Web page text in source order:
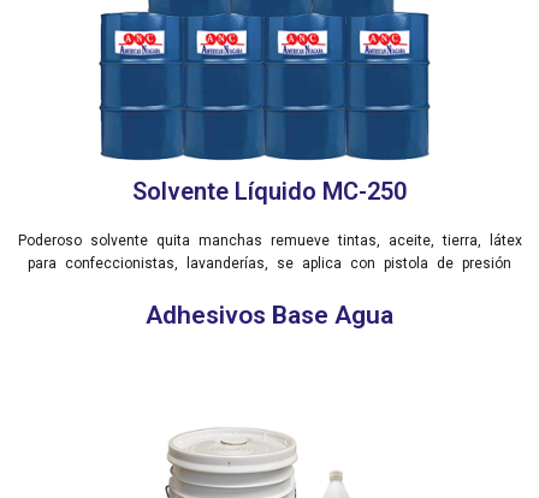
Solvente Líquido MC-250
Poderoso solvente quita manchas remueve tintas, aceite, tierra, látex
para confeccionistas, lavanderías, se aplica con pistola de presión
Adhesivos Base Agua